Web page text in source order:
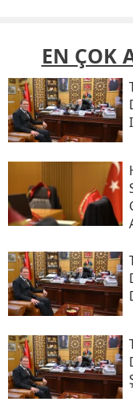
EN ÇOK